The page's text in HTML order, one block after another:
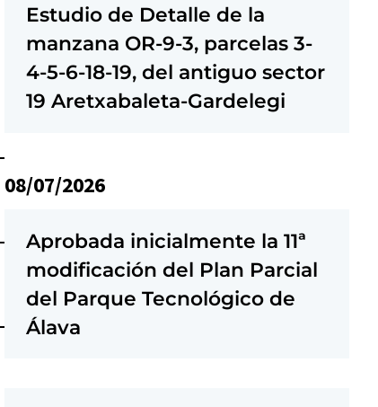
Estudio de Detalle de la
manzana OR-9-3, parcelas 3-
4-5-6-18-19, del antiguo sector
19 Aretxabaleta-Gardelegi
08/07/2026
Aprobada inicialmente la 11ª
modificación del Plan Parcial
del Parque Tecnológico de
Álava